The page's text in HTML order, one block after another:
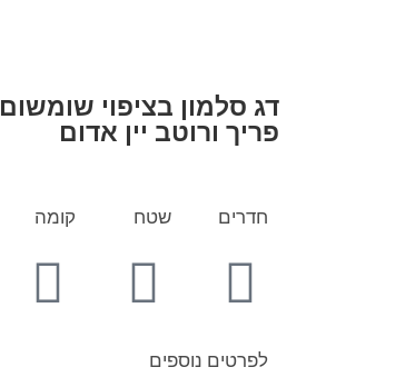
דג סלמון בציפוי שומשום
פריך ורוטב יין אדום
חדרים שטח קומה
לפרטים נוספים